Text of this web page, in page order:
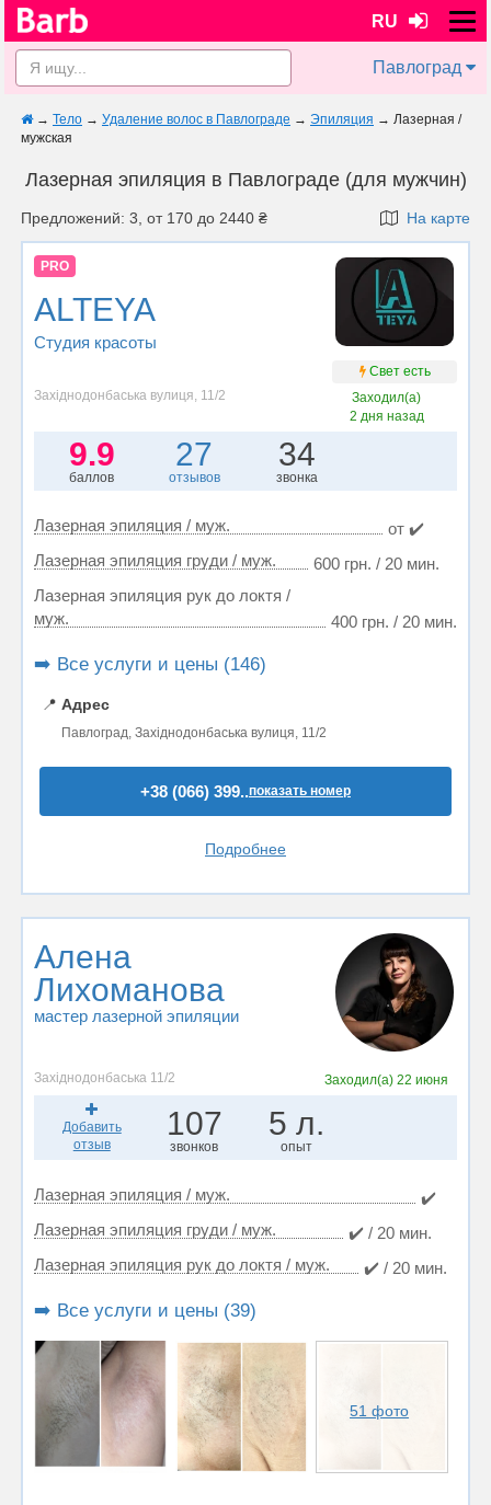
RU
Павлоград
→ Тело → Удаление волос в Павлограде → Эпиляция → Лазерная /
мужская
Лазерная эпиляция в Павлограде (для мужчин)
Предложений: 3, от 170 до 2440 ₴ На карте
PRO
ALTEYA
Студия красоты
Свет есть
Західнодонбаська вулиця, 11/2
Заходил(а)
2 дня назад
9.9
баллов
27
отзывов
34
звонка
Лазерная эпиляция / муж.
от ✔️
Лазерная эпиляция груди / муж.
600 грн. / 20 мин.
Лазерная эпиляция рук до локтя /
муж.
400 грн. / 20 мин.
➡️ Все услуги и цены (146)
📍 Адрес
Павлоград, Західнодонбаська вулиця, 11/2
+38 (066) 399..показать номер
Подробнее
Алена
Лихоманова
мастер лазерной эпиляции
Західнодонбаська 11/2 Заходил(а)22 июня
Добавить
отзыв
107
звонков
5 л.
опыт
Лазерная эпиляция / муж.
✔️
Лазерная эпиляция груди / муж.
✔️ / 20 мин.
Лазерная эпиляция рук до локтя / муж.
✔️ / 20 мин.
➡️ Все услуги и цены (39)
51 фото